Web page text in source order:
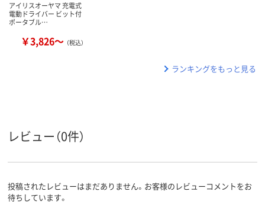
アイリスオーヤマ 充電式
電動ドライバー ビット付
ポータブル…
￥3,826～ （税込）
ランキングをもっと見る
レビュー（0件）
投稿されたレビューはまだありません。お客様のレビューコメントをお
待ちしています。